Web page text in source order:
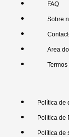
FAQ
Sobre
Area
Política de
Política de
Política de